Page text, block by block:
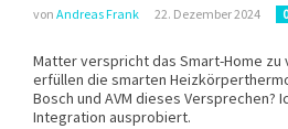
von Andreas Frank 22. Dezember 2024 0
Matter verspricht das Smart-Home zu
erfüllen die smarten
Bosch und AVM dieses Versprechen?
Integration ausprobiert.